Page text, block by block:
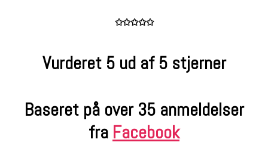
✩✩✩✩✩
Vurderet 5 ud af 5 stjerner
Baseret på over 35 anmeldelser
fra Facebook